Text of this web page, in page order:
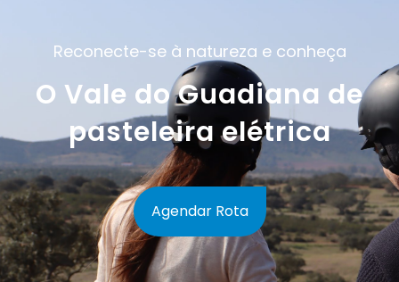
Reconecte-se à natureza e conheça
O Vale do Guadiana de
pasteleira elétrica
Agendar Rota